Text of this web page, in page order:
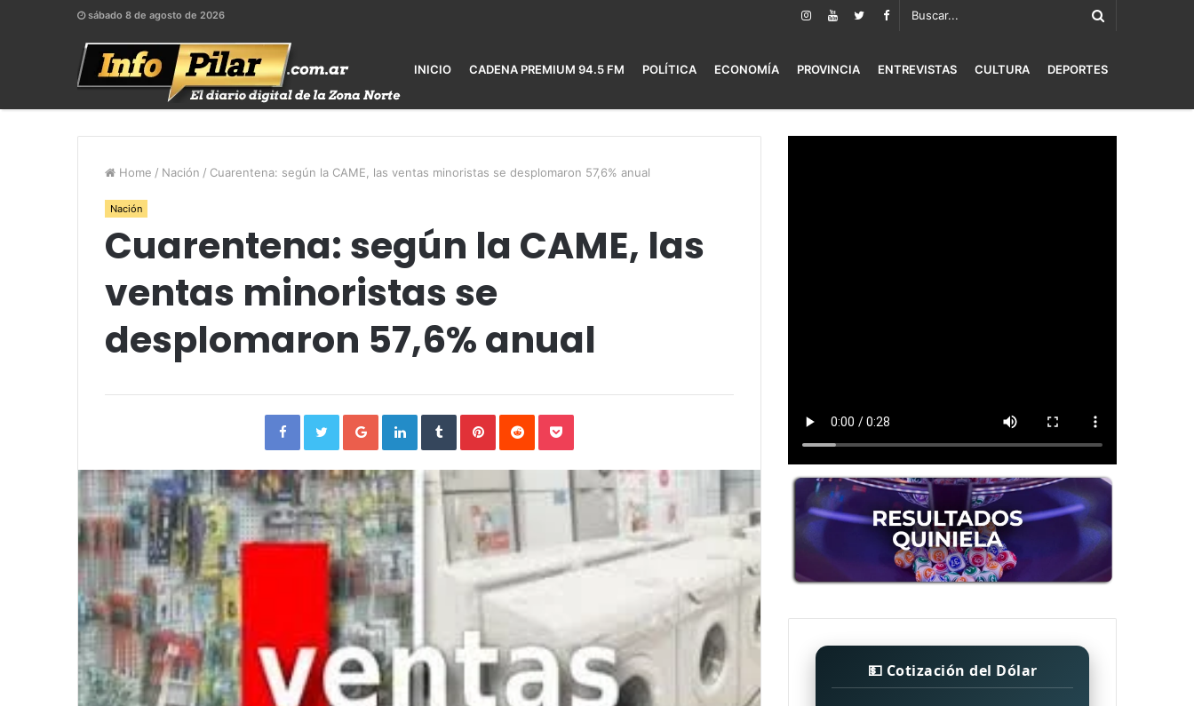
sábado 8 de agosto de 2026
INICIO CADENA PREMIUM 94.5 FM POLÍTICA ECONOMÍA PROVINCIA ENTREVISTAS CULTURA DEPORTES
Home / Nación / Cuarentena: según la CAME, las ventas minoristas se desplomaron 57,6% anual
Nación
Cuarentena: según la CAME, las
ventas minoristas se
desplomaron 57,6% anual
FacebookTwitterGoogle+LinkedInTumblrPinterestReddit Pocket
💵 Cotización del Dólar